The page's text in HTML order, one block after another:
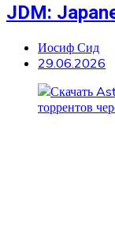
JDM:
Иосиф Сид
29.06.2026